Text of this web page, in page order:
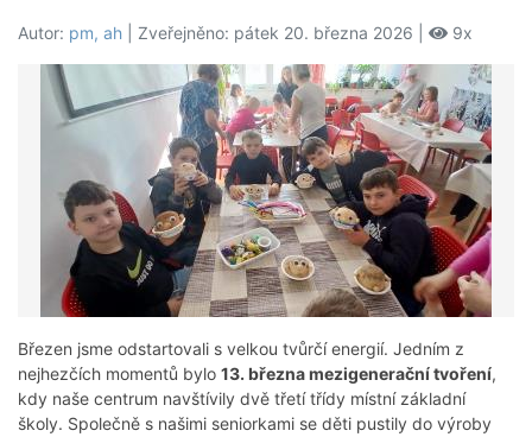
Autor: pm, ah | Zveřejněno: pátek 20. března 2026 | 9x
Březen jsme odstartovali s velkou tvůrčí energií. Jedním z
nejhezčích momentů bylo 13. března mezigenerační tvoření,
kdy naše centrum navštívily dvě třetí třídy místní základní
školy. Společně s našimi seniorkami se děti pustily do výroby